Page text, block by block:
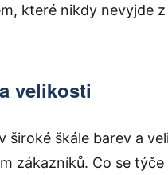
které nikdy nevyjde z
velikosti
široké škále barev a
zákazníků. Co se